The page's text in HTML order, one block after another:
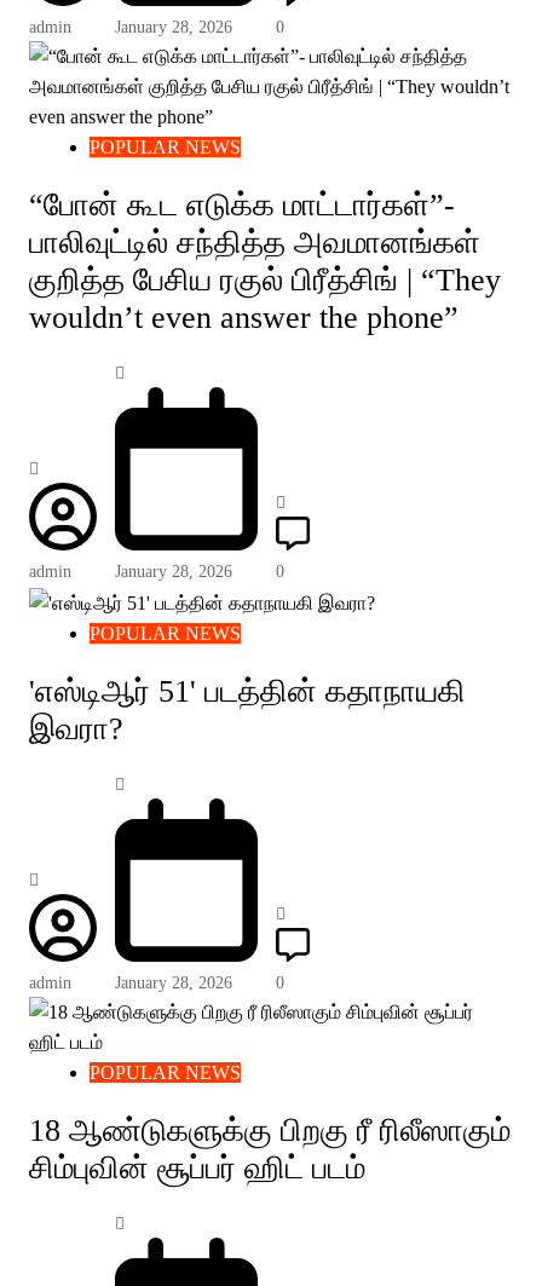
admin January 28, 2026 0
POPULAR NEWS
“போன் கூட எடுக்க மாட்டார்கள்”-
பாலிவுட்டில் சந்தித்த அவமானங்கள்
குறித்த பேசிய ரகுல் பிரீத்சிங் | “They
wouldn’t even answer the phone”
admin January 28, 2026 0
POPULAR NEWS
'எஸ்டிஆர் 51' படத்தின் கதாநாயகி
இவரா?
admin January 28, 2026 0
POPULAR NEWS
18 ஆண்டுகளுக்கு பிறகு ரீ ரிலீஸாகும்
சிம்புவின் சூப்பர் ஹிட் படம்